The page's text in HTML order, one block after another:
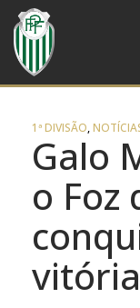
1ª DIVISÃO,
Galo
o Foz
vitória